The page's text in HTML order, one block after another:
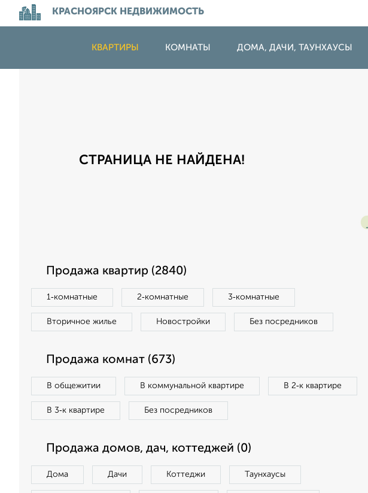
КРАСНОЯРСК НЕДВИЖИМОСТЬ
КВАРТИРЫ КОМНАТЫ ДОМА, ДАЧИ, ТАУНХАУСЫ
СТРАНИЦА НЕ НАЙДЕНА!
Продажа квартир (2840)
1‑комнатные 2‑комнатные 3‑комнатные
Вторичное жилье Новостройки Без посредников
Продажа комнат (673)
В общежитии В коммунальной квартире В 2‑к квартире
В 3‑к квартире Без посредников
Продажа домов, дач, коттеджей (0)
Дома Дачи Коттеджи Таунхаусы